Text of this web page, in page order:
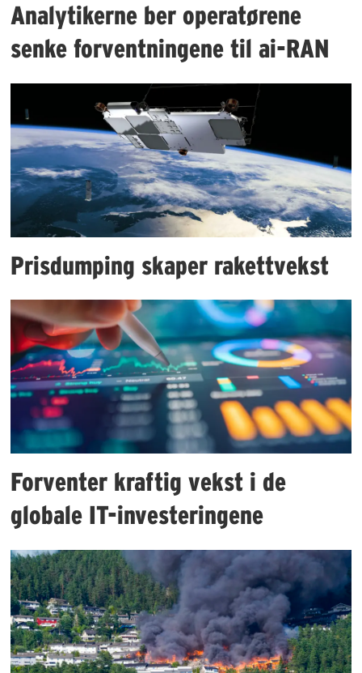
Analytikerne ber operatørene
senke forventningene til ai-RAN
Prisdumping skaper rakettvekst
Forventer kraftig vekst i de
globale IT-investeringene